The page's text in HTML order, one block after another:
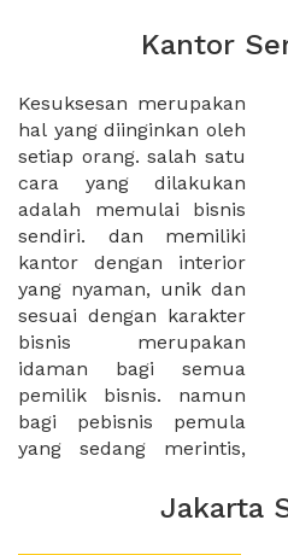
Kantor
Kesuksesan merupakan
hal yang diinginkan oleh
setiap orang. salah satu
cara yang dilakukan
adalah memulai bisnis
sendiri. dan memiliki
kantor dengan interior
yang nyaman, unik dan
sesuai dengan karakter
bisnis merupakan
idaman bagi semua
pemilik bisnis. namun
bagi pebisnis pemula
yang sedang merintis,
impian tersebut
seringkali hanya
menjadi impian.
XWORK, dapat menjadi
solusi dan sahabat
untuk anda. XWORK
hadir untuk menjadi
solusi bagi kalian,
menawarkan banyak
pilihan kantor
sementara untuk para
pelaku industri kreatif
Jakarta